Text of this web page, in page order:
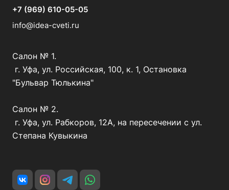
+7 (969) 610-05-05
info@idea-cveti.ru
Салон № 1.
г. Уфа, ул. Российская, 100, к. 1, Остановка
"Бульвар Тюлькина"
Салон № 2.
г. Уфа, ул. Рабкоров, 12А, на пересечении с ул.
Степана Кувыкина